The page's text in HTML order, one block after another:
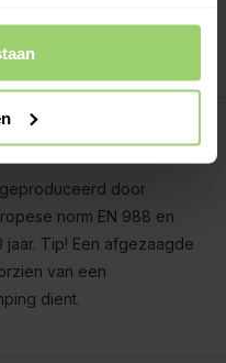
door
norm EN 988 en
Tip! Een afgezaagde
van een
dient.